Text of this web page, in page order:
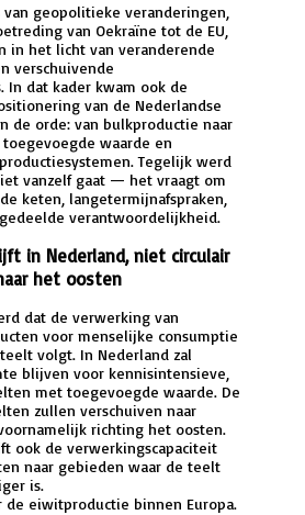
van geopolitieke veranderingen,
van Oekraïne tot de EU,
in het licht van veranderende
verschuivende
In dat kader kwam ook de
van de Nederlandse
de orde: van bulkproductie naar
waarde en
Tegelijk werd
vanzelf gaat — het vraagt om
keten, langetermijnafspraken,
verantwoordelijkheid.
in Nederland, niet circulair
het oosten
dat de verwerking van
voor menselijke consumptie
volgt. In Nederland zal
blijven voor kennisintensieve,
met toegevoegde waarde. De
zullen verschuiven naar
richting het oosten.
ook de verwerkingscapaciteit
naar gebieden waar de teelt
is.
de eiwitproductie binnen Europa.